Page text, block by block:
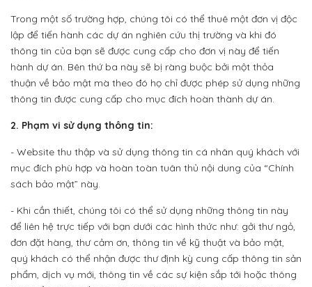
Trong một số trường hợp, chúng tôi có thể thuê một đơn vị độc
lập để tiến hành các dự án nghiên cứu thị trường và khi đó
thông tin của bạn sẽ được cung cấp cho đơn vị này để tiến
hành dự án. Bên thứ ba này sẽ bị ràng buộc bởi một thỏa
thuận về bảo mật mà theo đó họ chỉ được phép sử dụng những
thông tin được cung cấp cho mục đích hoàn thành dự án.
2. Phạm vi sử dụng thông tin:
- Website thu thập và sử dụng thông tin cá nhân quý khách với
mục đích phù hợp và hoàn toàn tuân thủ nội dung của “Chính
sách bảo mật” này.
- Khi cần thiết, chúng tôi có thể sử dụng những thông tin này
để liên hệ trực tiếp với bạn dưới các hình thức như: gởi thư ngỏ,
đơn đặt hàng, thư cảm ơn, thông tin về kỹ thuật và bảo mật,
quý khách có thể nhận được thư định kỳ cung cấp thông tin sản
phẩm, dịch vụ mới, thông tin về các sự kiện sắp tới hoặc thông